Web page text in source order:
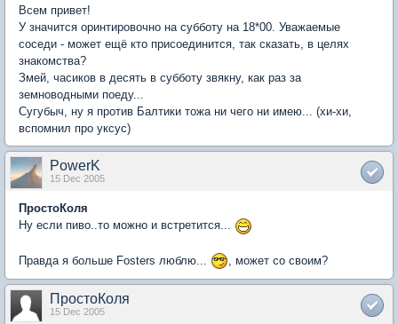
Всем привет!
У значится оринтировочно на субботу на 18*00. Уважаемые
соседи - может ещё кто присоединится, так сказать, в целях
знакомства?
Змей, часиков в десять в субботу звякну, как раз за
земноводными поеду...
Сугубыч, ну я против Балтики тожа ни чего ни имею... (хи-хи,
вспомнил про уксус)
PowerK
15 Dec 2005
ПростоКоля
Ну если пиво..то можно и встретится...
Правда я больше Fosters люблю... , может со своим?
ПростоКоля
15 Dec 2005